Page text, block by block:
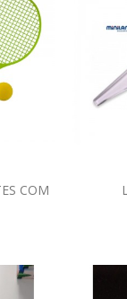
COM